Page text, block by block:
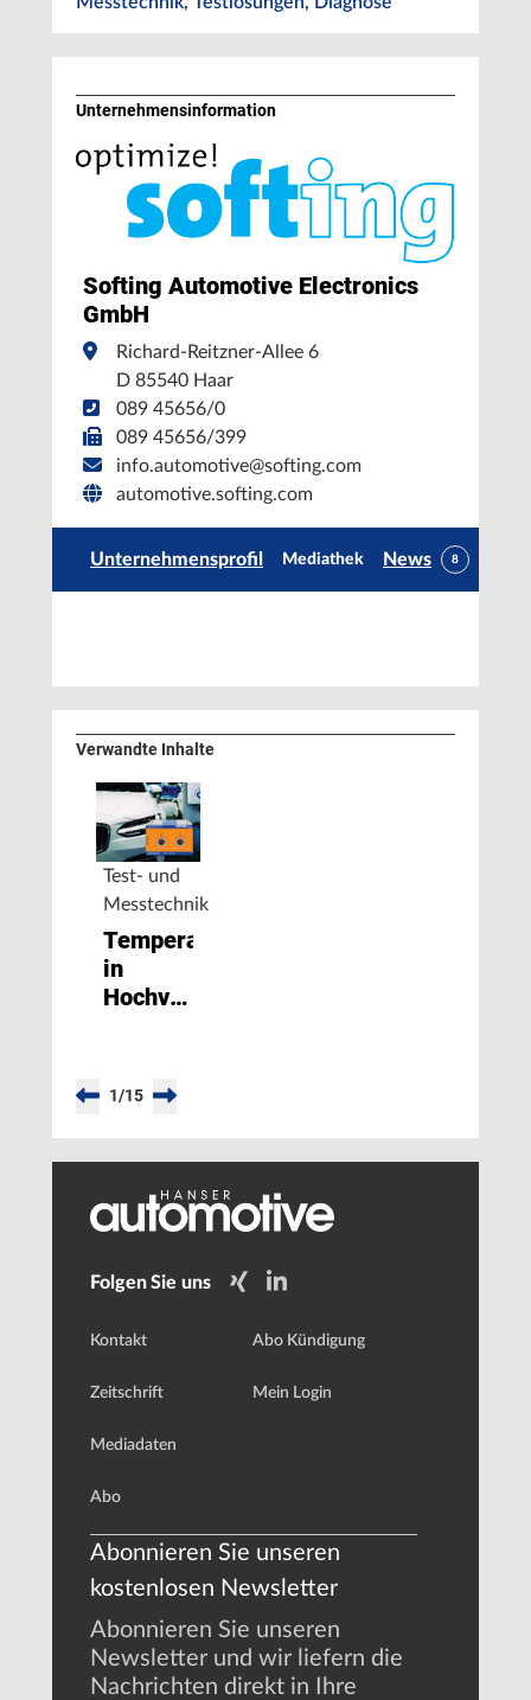
Unternehmens­information
Softing Automotive Electronics
GmbH
Richard-Reitzner-Allee 6
D 85540 Haar
089 45656/0
089 45656/399
info.automotive@softing.com
automotive.softing.com
Unternehmensprofil Mediathek News 8
Verwandte Inhalte
Test- und
Messtechnik
Temperaturmessungen
in
Hochvolt-
1/15
Folgen Sie uns
Kontakt
Zeitschrift
Mediadaten
Abo
Abo Kündigung
Mein Login
Abonnieren Sie unseren
kostenlosen Newsletter
Abonnieren Sie unseren
Newsletter und wir liefern die
Nachrichten direkt in Ihre